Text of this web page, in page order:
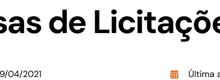
de
04/2021 Última